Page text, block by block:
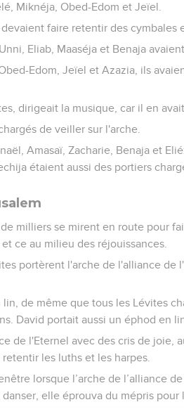
Miknéja, Obed-Edom et Jeïel.
faire retentir des cymbales
Eliab, Maaséja et Benaja
Edom, Jeïel et Azazia, ils
dirigeait la musique, car il en
de veiller sur l'arche.
Amasaï, Zacharie, Benaja et
étaient aussi des portiers
milliers se mirent en route pour
ce au milieu des réjouissances.
portèrent l'arche de l'alliance de
de même que tous les Lévites
David portait aussi un éphod en
de l'Eternel avec des cris de joie,
les luths et les harpes.
lorsque l’arche de l’alliance
elle éprouva du mépris pour